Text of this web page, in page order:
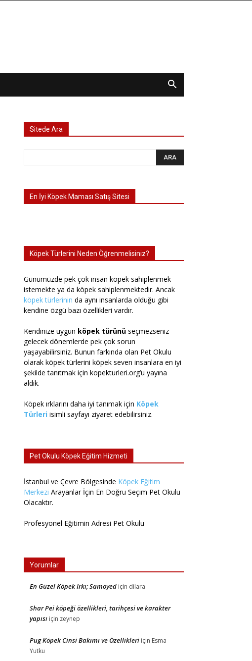
Sitede Ara
En İyi Köpek Maması Satış Sitesi
Köpek Türlerini Neden Öğrenmelisiniz?
Günümüzde pek çok insan köpek sahiplenmek
istemekte ya da köpek sahiplenmektedir. Ancak
köpek türlerinin da aynı insanlarda olduğu gibi
kendine özgü bazı özellikleri vardır.
Kendinize uygun köpek türünü seçmezseniz
gelecek dönemlerde pek çok sorun
yaşayabilirsiniz. Bunun farkında olan Pet Okulu
olarak köpek türlerini köpek seven insanlara en iyi
şekilde tanıtmak için kopekturleri.org’u yayına
aldık.
Köpek ırklarını daha iyi tanımak için Köpek
Türleri isimli sayfayı ziyaret edebilirsiniz.
Pet Okulu Köpek Eğitim Hizmeti
İstanbul ve Çevre Bölgesinde Köpek Eğitim
Merkezi Arayanlar İçin En Doğru Seçim Pet Okulu
Olacaktır.
Profesyonel Eğitimin Adresi Pet Okulu
Yorumlar
En Güzel Köpek Irkı; Samoyed için dilara
Shar Pei köpeği özellikleri, tarihçesi ve karakter
yapısı için zeynep
Pug Köpek Cinsi Bakımı ve Özellikleri için Esma
Yutku